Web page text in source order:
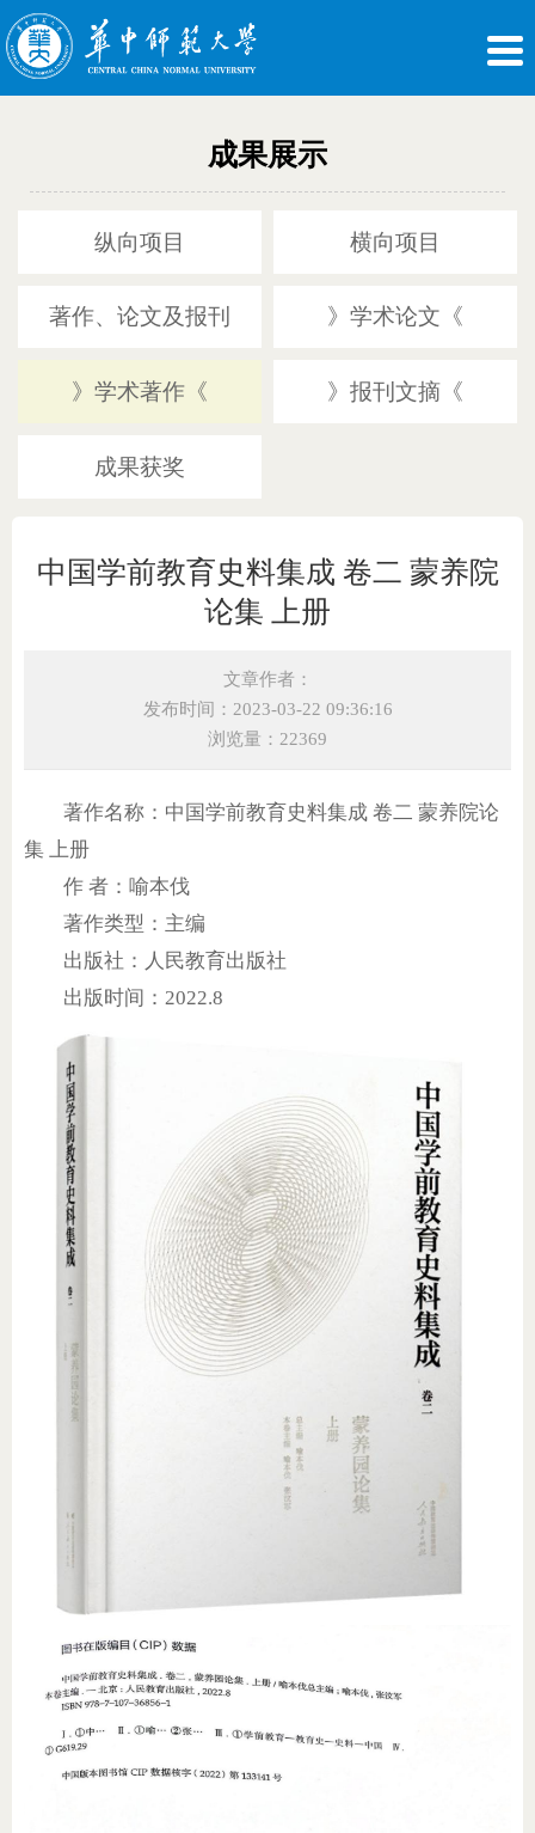
成果展示
纵向项目 横向项目
著作、论文及报刊 》学术论文《
》学术著作《 》报刊文摘《
成果获奖
中国学前教育史料集成 卷二 蒙养院
论集 上册
文章作者：
发布时间：2023-03-22 09:36:16
浏览量：22369
著作名称：中国学前教育史料集成 卷二 蒙养院论
集 上册
作 者：喻本伐
著作类型：主编
出版社：人民教育出版社
出版时间：2022.8